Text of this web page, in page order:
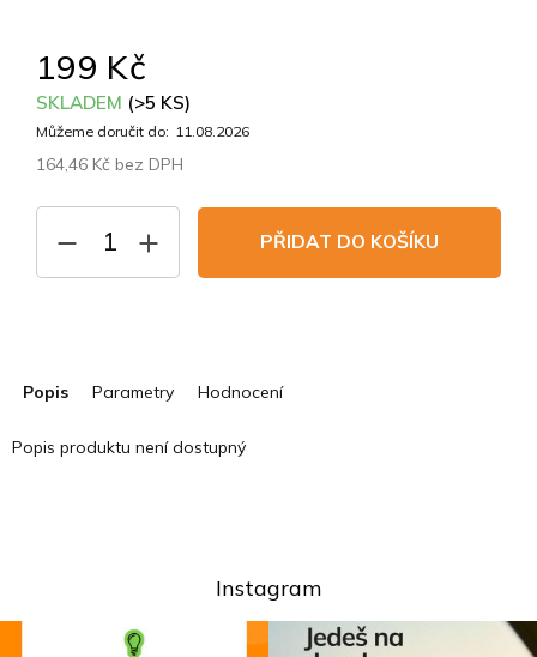
199 Kč
SKLADEM (>5 KS)
Můžeme doručit do: 11.08.2026
164,46 Kč bez DPH
PŘIDAT DO KOŠÍKU
Popis Parametry Hodnocení
Popis produktu není dostupný
Instagram